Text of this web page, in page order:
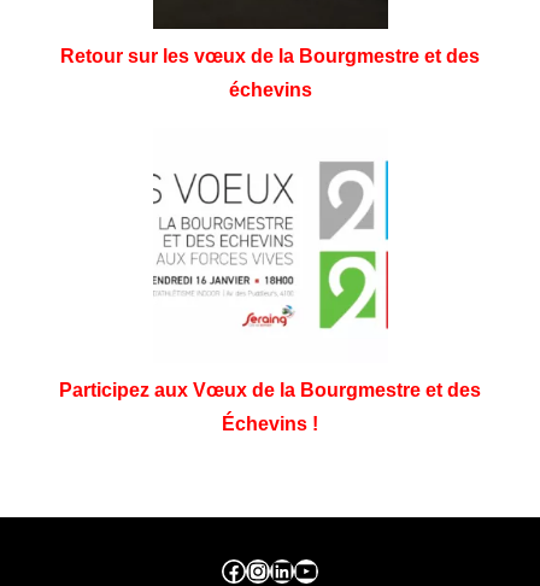
Retour sur les vœux de la Bourgmestre et des
échevins
Participez aux Vœux de la Bourgmestre et des
Échevins !
Facebook ville de seraing Instragram ville de seraing linkedin – ville de seraing YouTube